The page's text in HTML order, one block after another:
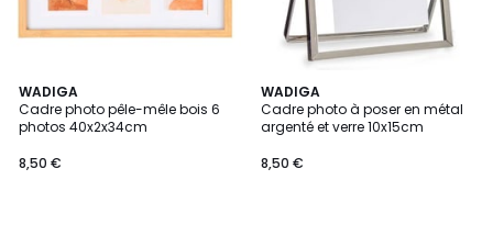
WADIGA
Cadre photo pêle-mêle bois 6
photos 40x2x34cm
8,50 €
WADIGA
Cadre photo à poser en métal
argenté et verre 10x15cm
8,50 €